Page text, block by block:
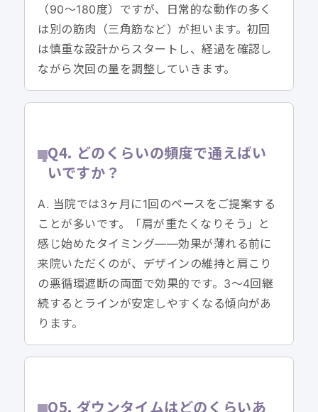
（90〜180度）ですが、日常的な動作の多く
は別の筋肉（三角筋など）が担います。初回
は慎重な設計からスタートし、経過を確認し
ながら次回の量を調整していきます。
Q4. どのくらいの頻度で通えばい
いですか？
A. 当院では3ヶ月に1回のペースをご提案する
ことが多いです。「肩が重たくなりそう」と
感じ始めたタイミング——効果が薄れる前に
来院いただくのが、デザインの維持と肩こり
の悪循環遮断の両面で効果的です。3〜4回継
続するとラインが安定しやすくなる傾向があ
ります。
Q5. ダウンタイムはどのくらいあ